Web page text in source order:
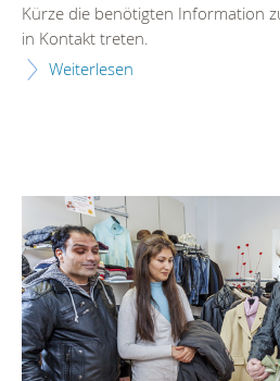
Kürze die benötigten Information
in Kontakt treten.
Weiterlesen